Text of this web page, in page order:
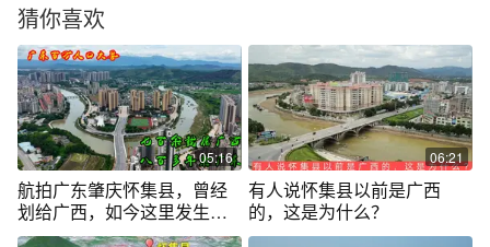
猜你喜欢
05:16
航拍广东肇庆怀集县，曾经
划给广西，如今这里发生翻
天覆地的变化
06:21
有人说怀集县以前是广西
的，这是为什么？